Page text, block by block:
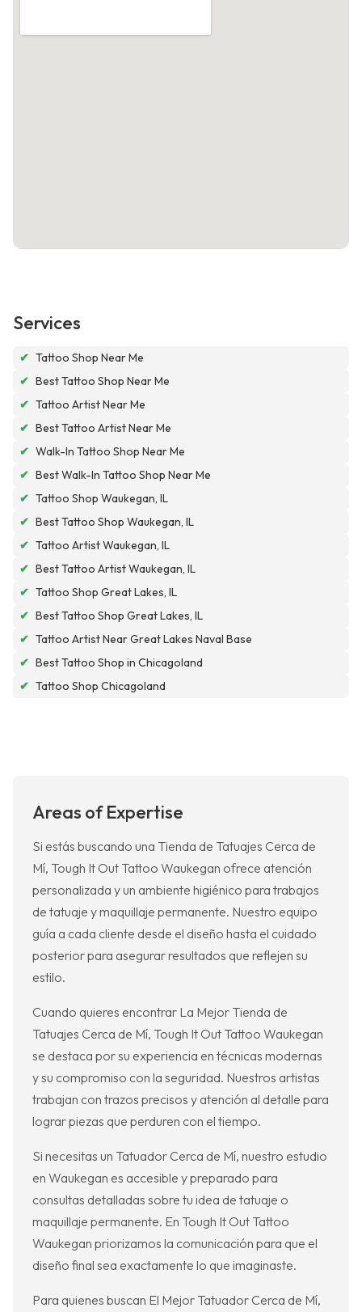
Services
✔ Tattoo Shop Near Me
✔ Best Tattoo Shop Near Me
✔ Tattoo Artist Near Me
✔ Best Tattoo Artist Near Me
✔ Walk-In Tattoo Shop Near Me
✔ Best Walk-In Tattoo Shop Near Me
✔ Tattoo Shop Waukegan, IL
✔ Best Tattoo Shop Waukegan, IL
✔ Tattoo Artist Waukegan, IL
✔ Best Tattoo Artist Waukegan, IL
✔ Tattoo Shop Great Lakes, IL
✔ Best Tattoo Shop Great Lakes, IL
✔ Tattoo Artist Near Great Lakes Naval Base
✔ Best Tattoo Shop in Chicagoland
✔ Tattoo Shop Chicagoland
Areas of Expertise
Si estás buscando una Tienda de Tatuajes Cerca de
Mí, Tough It Out Tattoo Waukegan ofrece atención
personalizada y un ambiente higiénico para trabajos
de tatuaje y maquillaje permanente. Nuestro equipo
guía a cada cliente desde el diseño hasta el cuidado
posterior para asegurar resultados que reflejen su
estilo.
Cuando quieres encontrar La Mejor Tienda de
Tatuajes Cerca de Mí, Tough It Out Tattoo Waukegan
se destaca por su experiencia en técnicas modernas
y su compromiso con la seguridad. Nuestros artistas
trabajan con trazos precisos y atención al detalle para
lograr piezas que perduren con el tiempo.
Si necesitas un Tatuador Cerca de Mí, nuestro estudio
en Waukegan es accesible y preparado para
consultas detalladas sobre tu idea de tatuaje o
maquillaje permanente. En Tough It Out Tattoo
Waukegan priorizamos la comunicación para que el
diseño final sea exactamente lo que imaginaste.
Para quienes buscan El Mejor Tatuador Cerca de Mí,